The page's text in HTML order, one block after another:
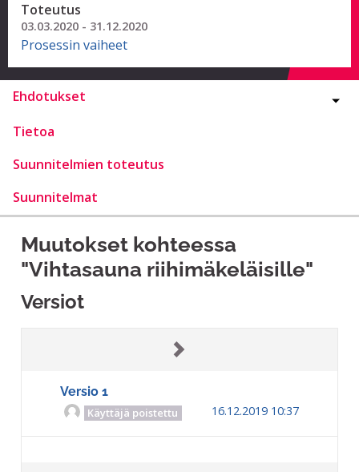
Toteutus
03.03.2020 - 31.12.2020
Prosessin vaiheet
Ehdotukset
Tietoa
Suunnitelmien toteutus
Suunnitelmat
Muutokset kohteessa
"Vihtasauna riihimäkeläisille"
Versiot
Versio 1
Käyttäjä poistettu 16.12.2019 10:37